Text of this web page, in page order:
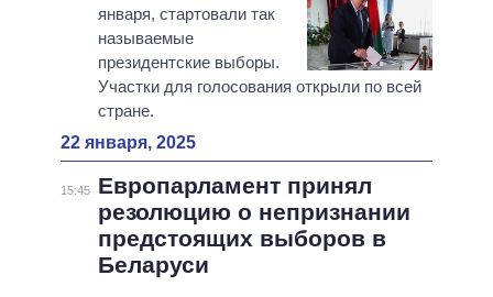
января, стартовали так
называемые
президентские выборы.
Участки для голосования открыли по всей
стране.
22 января, 2025
15:45
Европарламент принял
резолюцию о непризнании
предстоящих выборов в
Беларуси